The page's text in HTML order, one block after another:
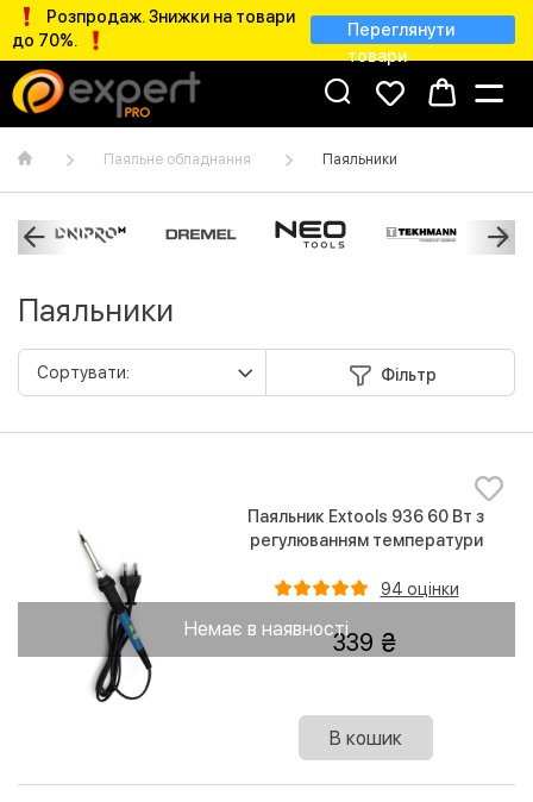
Розпродаж. Знижки на товари
до 70%.
Переглянути
товари
Паяльне обладнання Паяльники
Паяльники
Фільтр
Немає в наявності
Паяльник Extools 936 60 Вт з
регулюванням температури
94 оцінки
339
В кошик